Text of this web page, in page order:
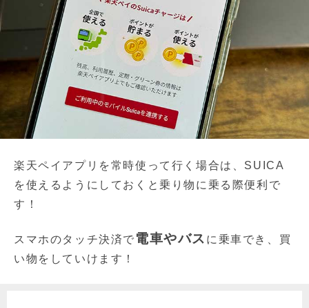
楽天ペイアプリを常時使って行く場合は、SUICA
を使えるようにしておくと乗り物に乗る際便利で
す！
スマホのタッチ決済で 電車やバス に乗車でき、買
い物をしていけます！